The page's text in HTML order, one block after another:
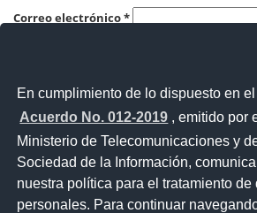
En cumplimiento de lo dispuesto en el
Acuerdo No. 012-2019 , emitido por
Ministerio de Telecomunicaciones y
Sociedad de la Información,
nuestra política para el tratamiento de
personales. Para continuar
Correo electrónico*
Guardar mi nombre, correo
navegador para la próxima vez que haga
Contacto Ciudadano